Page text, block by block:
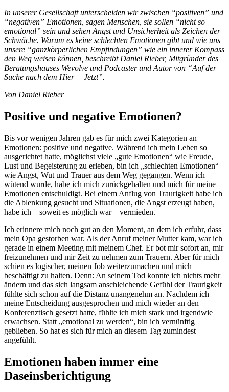
In unserer Gesellschaft unterscheiden wir zwischen “positiven” und
“negativen” Emotionen, sagen Menschen, sie sollen “nicht so
emotional” sein und sehen Angst und Unsicherheit als Zeichen der
Schwäche. Warum es keine schlechten Emotionen gibt und wie uns
unsere “ganzkörperlichen Empfindungen” wie ein innerer Kompass
den Weg weisen können, beschreibt Daniel Rieber, Mitgründer des
Beratungshauses Wevolve und Podcaster und Autor von “Auf der
Suche nach dem Hier + Jetzt”.
Von Daniel Rieber
Positive und negative Emotionen?
Bis vor wenigen Jahren gab es für mich zwei Kategorien an
Emotionen: positive und negative. Während ich mein Leben so
ausgerichtet hatte, möglichst viele „gute Emotionen“ wie Freude,
Lust und Begeisterung zu erleben, bin ich „schlechten Emotionen“
wie Angst, Wut und Trauer aus dem Weg gegangen. Wenn ich
wütend wurde, habe ich mich zurückgehalten und mich für meine
Emotionen entschuldigt. Bei einem Anflug von Traurigkeit habe ich
die Ablenkung gesucht und Situationen, die Angst erzeugt haben,
habe ich – soweit es möglich war – vermieden.
Ich erinnere mich noch gut an den Moment, an dem ich erfuhr, dass
mein Opa gestorben war. Als der Anruf meiner Mutter kam, war ich
gerade in einem Meeting mit meinem Chef. Er bot mir sofort an, mir
freizunehmen und mir Zeit zu nehmen zum Trauern. Aber für mich
schien es logischer, meinen Job weiterzumachen und mich
beschäftigt zu halten. Denn: An seinem Tod konnte ich nichts mehr
ändern und das sich langsam anschleichende Gefühl der Traurigkeit
fühlte sich schon auf die Distanz unangenehm an. Nachdem ich
meine Entscheidung ausgesprochen und mich wieder an den
Konferenztisch gesetzt hatte, fühlte ich mich stark und irgendwie
erwachsen. Statt „emotional zu werden“, bin ich vernünftig
geblieben. So hat es sich für mich an diesem Tag zumindest
angefühlt.
Emotionen haben immer eine
Daseinsberichtigung